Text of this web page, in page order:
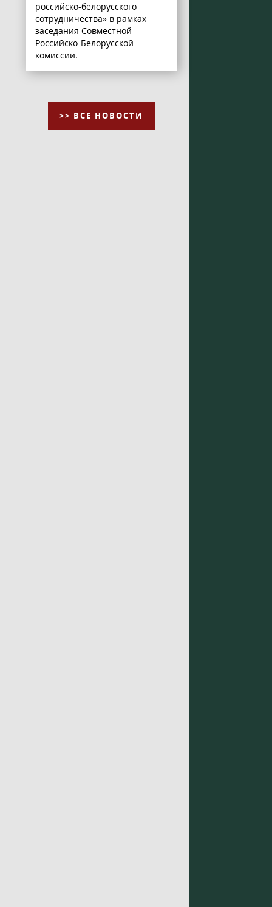
российско-белорусского
сотрудничества» в рамках
заседания Совместной
Российско-Белорусской
комиссии.
>> ВСЕ НОВОСТИ